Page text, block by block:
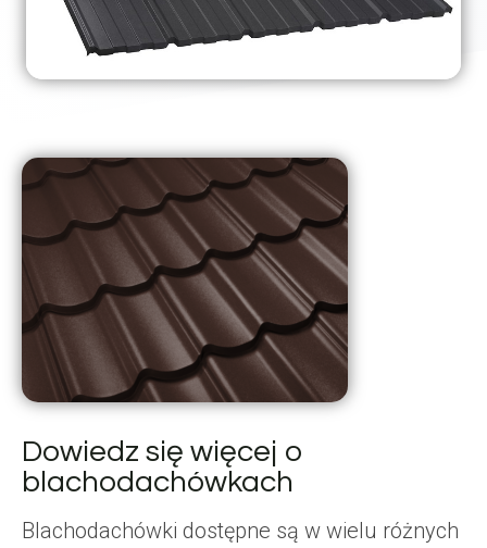
Dowiedz się więcej o
blachodachówkach
Blachodachówki dostępne są w wielu różnych